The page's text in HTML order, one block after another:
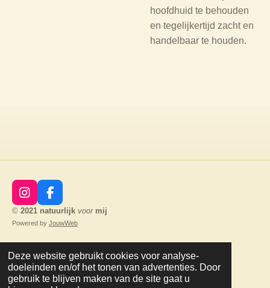
Deze website gebruikt cookies voor analyse-
doeleinden en/of het tonen van advertenties. Door
gebruik te blijven maken van de site gaat u
hoofdhuid te behouden
en tegelijkertijd zacht en
handelbaar te houden.
I
n
s
a
g
r
a
F
a
c
b
o
o
k
© 2021 natuurlijk voor mij
Powered by JouwWeb